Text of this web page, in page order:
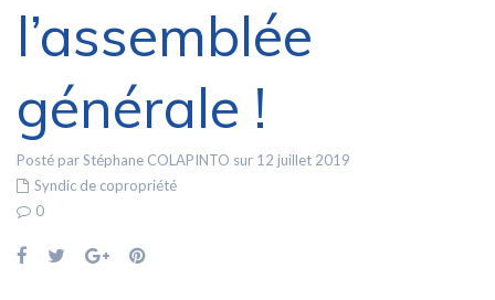
l’assemblée
générale !
Posté par Stéphane COLAPINTO sur 12 juillet 2019
Syndic de copropriété
0